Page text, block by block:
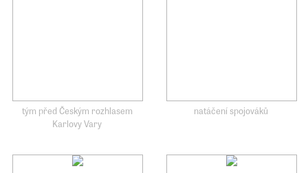
tým před Českým rozhlasem
Karlovy Vary
natáčení spojováků